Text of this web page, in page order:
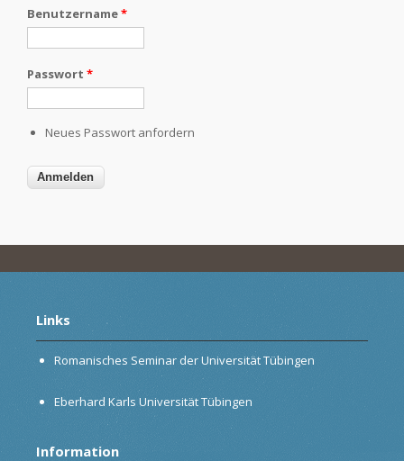
Benutzername*
Passwort *
Neues Passwort anfordern
Links
Romanisches Seminar der Universität Tübingen
Eberhard Karls Universität Tübingen
Information